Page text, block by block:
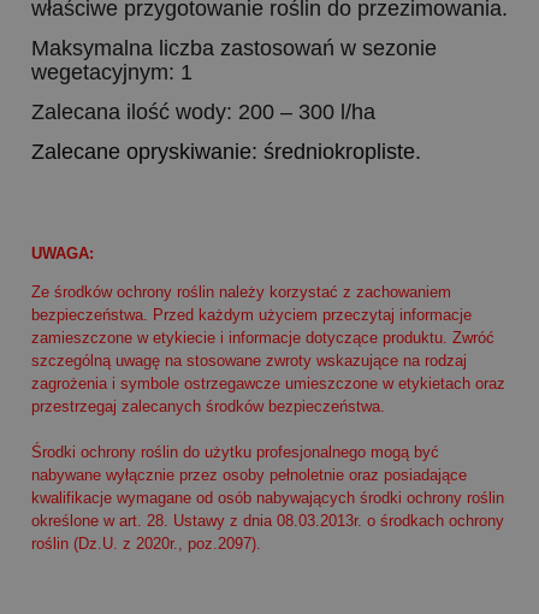
właściwe przygotowanie roślin do przezimowania.
Maksymalna liczba zastosowań w sezonie
wegetacyjnym: 1
Zalecana ilość wody: 200 – 300 l/ha
Zalecane opryskiwanie: średniokropliste.
UWAGA:
Ze środków ochrony roślin należy korzystać z zachowaniem
bezpieczeństwa. Przed każdym użyciem przeczytaj informacje
zamieszczone w etykiecie i informacje dotyczące produktu. Zwróć
szczególną uwagę na stosowane zwroty wskazujące na rodzaj
zagrożenia i symbole ostrzegawcze umieszczone w etykietach oraz
przestrzegaj zalecanych środków bezpieczeństwa.
Środki ochrony roślin do użytku profesjonalnego mogą być
nabywane wyłącznie przez osoby pełnoletnie oraz posiadające
kwalifikacje wymagane od osób nabywających środki ochrony roślin
określone w art. 28. Ustawy z dnia 08.03.2013r. o środkach ochrony
roślin (Dz.U. z 2020r., poz.2097).